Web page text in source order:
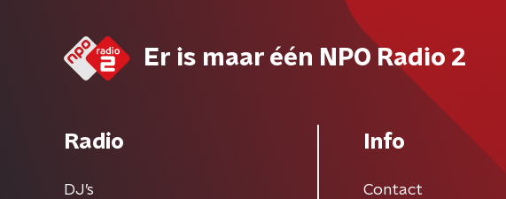
Er is maar één NPO Radio 2
Radio
DJ’s
Info
Contact